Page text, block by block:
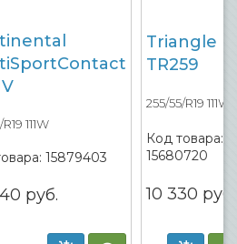
111W
15879403
руб.
Triangle
TR259
255/55/R19 111W
Код товара:
15680720
10 330 руб.